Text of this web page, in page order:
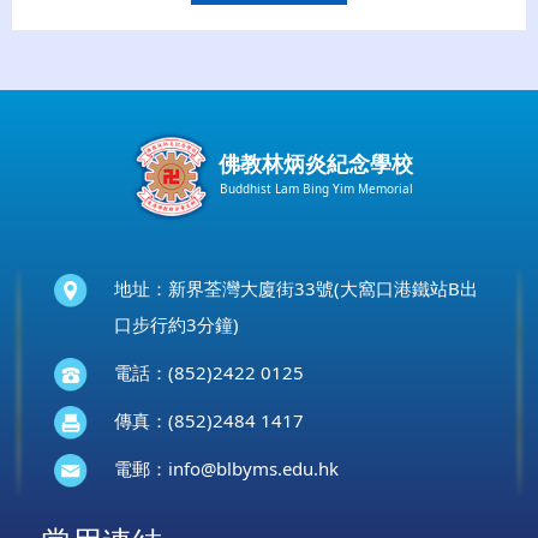
佛教林炳炎紀念學校
Buddhist Lam Bing Yim Memorial
地址：新界荃灣大廈街33號(大窩口港鐵站B出
口步行約3分鐘)
電話：(852)2422 0125
傳真：(852)2484 1417
電郵： info@blbyms.edu.hk